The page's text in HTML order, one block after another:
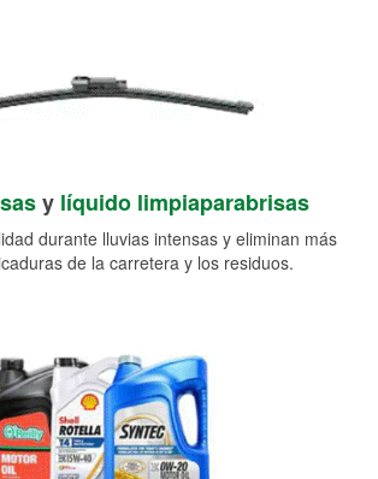
y líquido limpiaparabrisas
durante lluvias intensas y eliminan más
de la carretera y los residuos.